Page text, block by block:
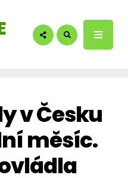
v Česku
měsíc.